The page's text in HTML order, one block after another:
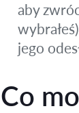
aby
jego
Co